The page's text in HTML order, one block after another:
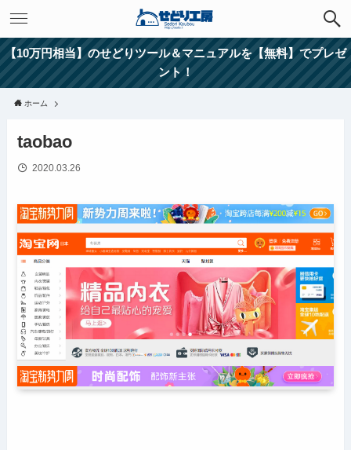
【10万円相当】のせどりツール＆マニュアルを【無料】でプレゼ
ント！
ホーム
taobao
2020.03.26